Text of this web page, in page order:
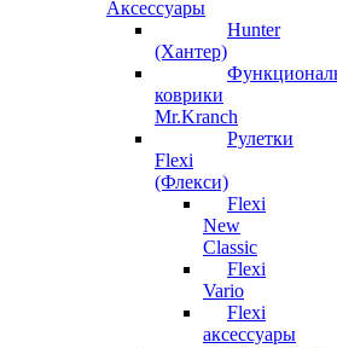
Аксессуары
Hunter
(Хантер)
коврики
Mr.Kranch
Рулетки
Flexi
(Флекси)
Flexi
New
Classic
Flexi
Vario
Flexi
аксессуары